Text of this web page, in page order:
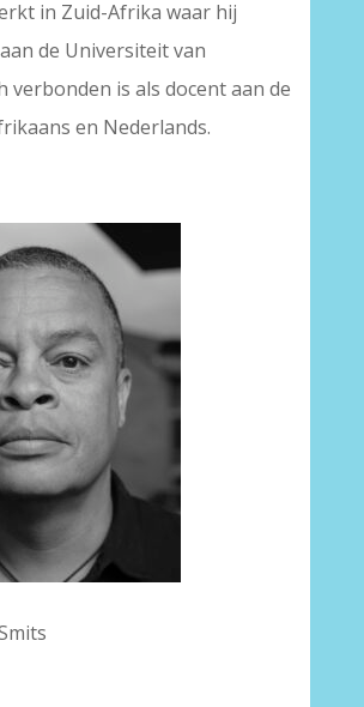
in Zuid-Afrika waar hij
de Universiteit van
verbonden is als docent aan de
en Nederlands.